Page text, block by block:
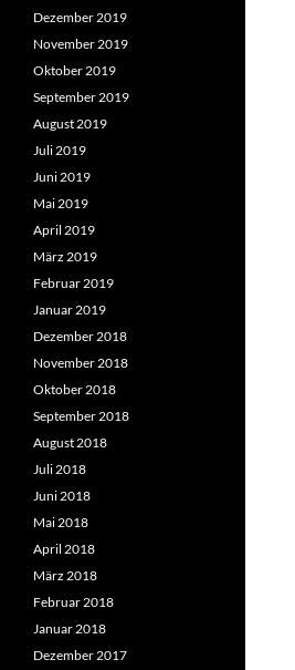
Dezember 2019
November 2019
Oktober 2019
September 2019
August 2019
Juli 2019
Juni 2019
Mai 2019
April 2019
März 2019
Februar 2019
Januar 2019
Dezember 2018
November 2018
Oktober 2018
September 2018
August 2018
Juli 2018
Juni 2018
Mai 2018
April 2018
März 2018
Februar 2018
Januar 2018
Dezember 2017